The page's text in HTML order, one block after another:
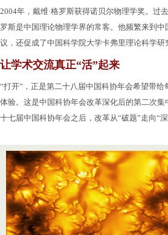
2004年，戴维·格罗斯获得诺贝尔物理学奖。过
罗斯是中国理论物理学界的常客。他频繁来到中
议，还促成了中国科学院大学卡弗里理论科学研
让学术交流真正“活”起来
“打开”，正是第二十八届中国科协年会希望带给
体验。这是中国科协年会改革深化后的第二次集
十七届中国科协年会之后，改革从“破题”走向“深